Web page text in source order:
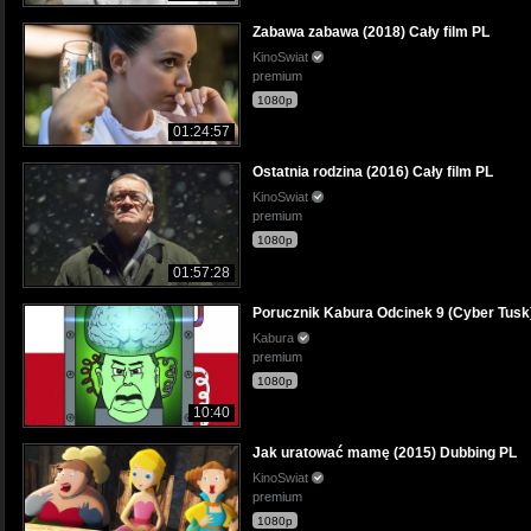
01:24:57
Zabawa zabawa (2018) Cały film PL
KinoSwiat
premium
1080p
01:57:28
Ostatnia rodzina (2016) Cały film PL
KinoSwiat
premium
1080p
10:40
Porucznik Kabura Odcinek 9 (Cyber
Kabura
premium
1080p
Jak uratować mamę (2015) Dubbing PL
KinoSwiat
premium
1080p